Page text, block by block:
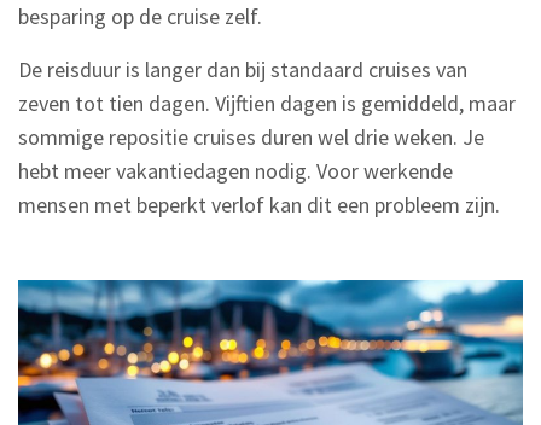
besparing op de cruise zelf.
De reisduur is langer dan bij standaard cruises van
zeven tot tien dagen. Vijftien dagen is gemiddeld, maar
sommige repositie cruises duren wel drie weken. Je
hebt meer vakantiedagen nodig. Voor werkende
mensen met beperkt verlof kan dit een probleem zijn.